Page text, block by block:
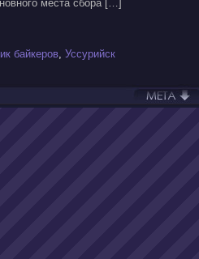
места сбора […]
байкеров, Уссурийск